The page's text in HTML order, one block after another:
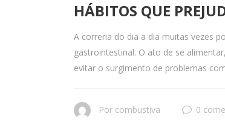
HÁBITOS QUE
A correria do dia a dia muitas vezes
gastrointestinal. O ato de se
evitar o surgimento de problemas
Por combustiva 0